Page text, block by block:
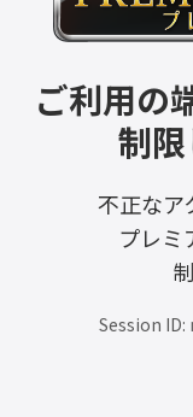
ご利用の
制限
不正なア
プレミ
Session